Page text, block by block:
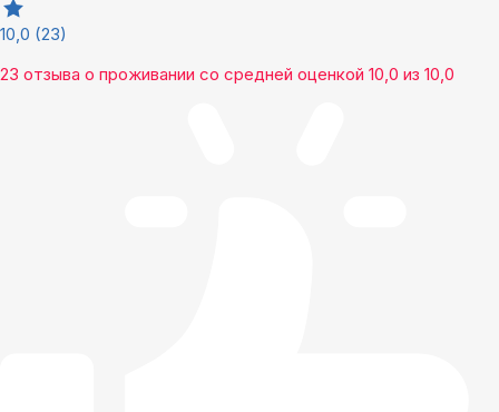
10,0 (23)
23 отзыва о проживании со средней оценкой 10,0 из 10,0